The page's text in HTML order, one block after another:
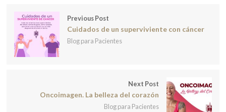
Previous Post
Cuidados de un superviviente con cáncer
Blog para Pacientes
Next Post
Oncoimagen. La belleza del corazón
Blog para Pacientes